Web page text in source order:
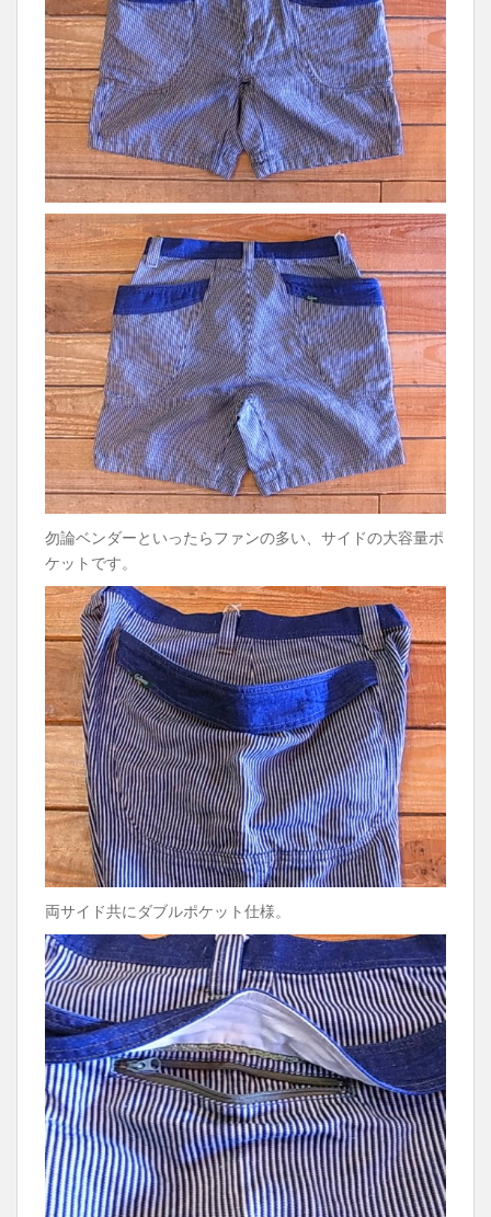
勿論ベンダーといったらファンの多い、サイドの大容量ポ
ケットです。
両サイド共にダブルポケット仕様。